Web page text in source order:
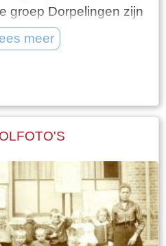
groep Dorpelingen zijn
waaronder twee
de lotelingen en de
die in de
meer